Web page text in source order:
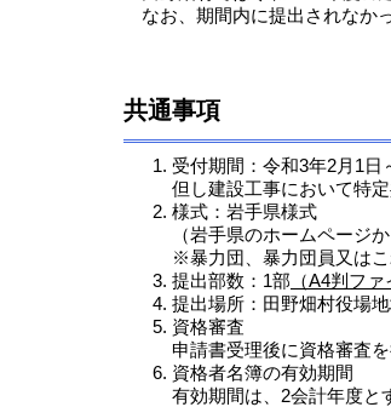
なお、期間内に提出されなか
共通事項
受付期間：令和3年2月1日
但し建設工事において特
様式：岩手県様式
（岩手県のホームページ
※暴力団、暴力団員又は
提出部数：1部 （A4判ファ
提出場所：田野畑村役場地
資格審査
申請書受理後に資格審査
資格者名簿の有効期間
有効期間は、2会計年度と